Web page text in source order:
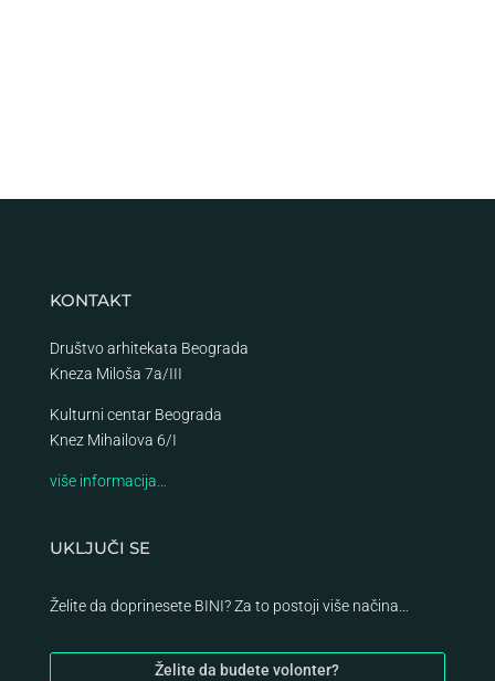
KONTAKT
Društvo arhitekata Beograda
Kneza Miloša 7a/III
Kulturni centar Beograda
Knez Mihailova 6/I
više informacija…
UKLJUČI SE
Želite da doprinesete BINI? Za to postoji više načina…
Želite da budete volonter?